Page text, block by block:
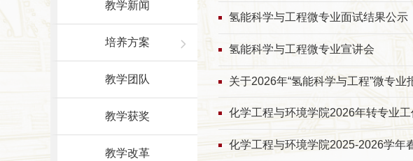
教学新闻
培养方案
教学团队
教学获奖
教学改革
氢能科学与工程微专业面试结果公示
氢能科学与工程微专业宣讲会
关于2026年“氢能科学与工程”微专业
化学工程与环境学院2026年转专业工
化学工程与环境学院2025-2026学年